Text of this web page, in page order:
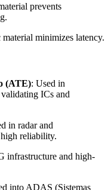
prevents
.
minimizes latency.
(ATE): Used in
ICs and
in radar and
reliability.
infrastructure and high-
into ADAS (Sistemas